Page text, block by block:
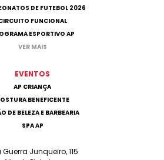
DE FUTEBOL 2026
FUNCIONAL
ESPORTIVO AP
VER MAIS
EVENTOS
AP CRIANÇA
BENEFICENTE
DE BELEZA E BARBEARIA
SPA AP
Guerra Junqueiro, 115